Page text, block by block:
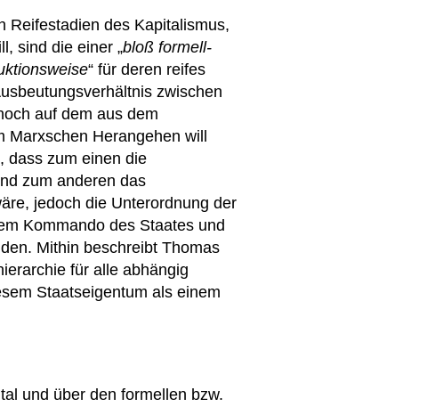
Reifestadien des Kapitalismus,
sind die einer „bloß formell-
“ für deren reifes
zwischen
auf dem aus dem
Herangehen will
dass zum einen die
zum anderen das
jedoch die Unterordnung der
Kommando des Staates und
Mithin beschreibt Thomas
für alle abhängig
Staatseigentum als einem
und über den formellen bzw.